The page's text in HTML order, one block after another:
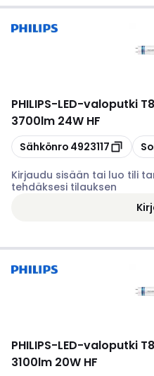
PHILIPS-LED-valoputki
3700lm 24W HF
Kopioi
Sähkönro 4923117
Kirjaudu sisään tai luo tili
tehdäksesi tilauksen
PHILIPS-LED-valoputki
3100lm 20W HF